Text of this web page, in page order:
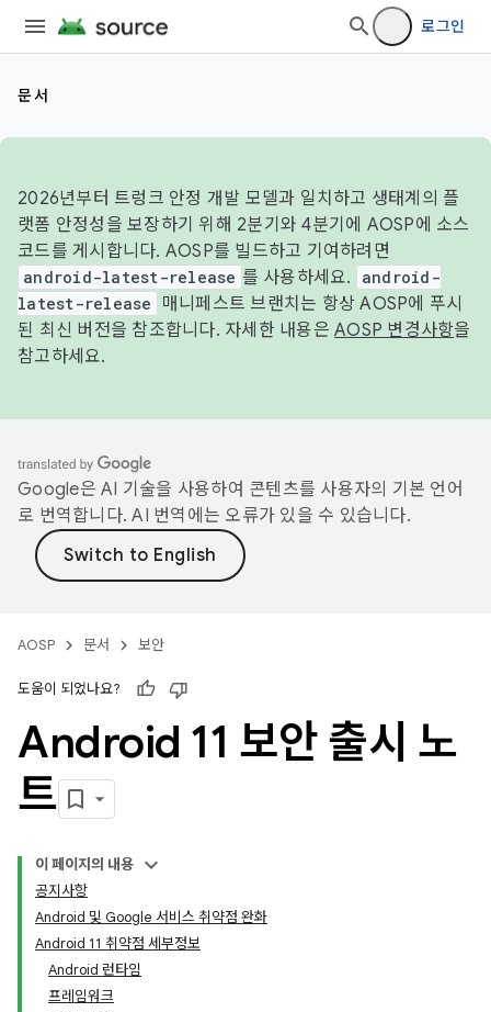
로그인
문서
2026년부터 트렁크 안정 개발 모델과 일치하고 생태계의 플
랫폼 안정성을 보장하기 위해 2분기와 4분기에 AOSP에 소스
코드를 게시합니다. AOSP를 빌드하고 기여하려면
android-latest-release 를 사용하세요.
android-
latest-release
매니페스트 브랜치는 항상 AOSP에 푸시
된 최신 버전을 참조합니다. 자세한 내용은 AOSP 변경사항을
참고하세요.
Google은 AI 기술을 사용하여 콘텐츠를 사용자의 기본 언어
로 번역합니다. AI 번역에는 오류가 있을 수 있습니다.
AOSP 문서 보안
도움이 되었나요?
Android 11 보안 출시 노
트
이 페이지의 내용
공지사항
Android 및 Google 서비스 취약점 완화
Android 11 취약점 세부정보
Android 런타임
프레임워크